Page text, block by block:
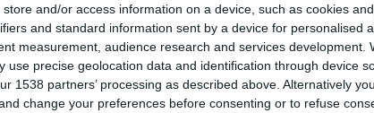
store and/or access information on a device, such as cookies
and standard information sent by a device for personalised
measurement, audience research and services development.
use precise geolocation data and identification through device
1538 partners’ processing as described above. Alternatively
change your preferences before consenting or to refuse
35
10
VS Celta Vigo
2
KILPAILUT
RANKING KILPAILUJEN MUKAAN